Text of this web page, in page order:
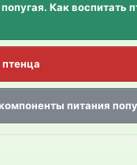
Как воспитать
питания